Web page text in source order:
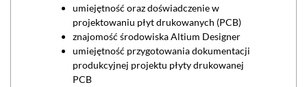
umiejętność oraz doświadczenie w
projektowaniu płyt drukowanych (PCB)
znajomość środowiska Altium Designer
umiejętność przygotowania dokumentacji
produkcyjnej projektu płyty drukowanej
PCB